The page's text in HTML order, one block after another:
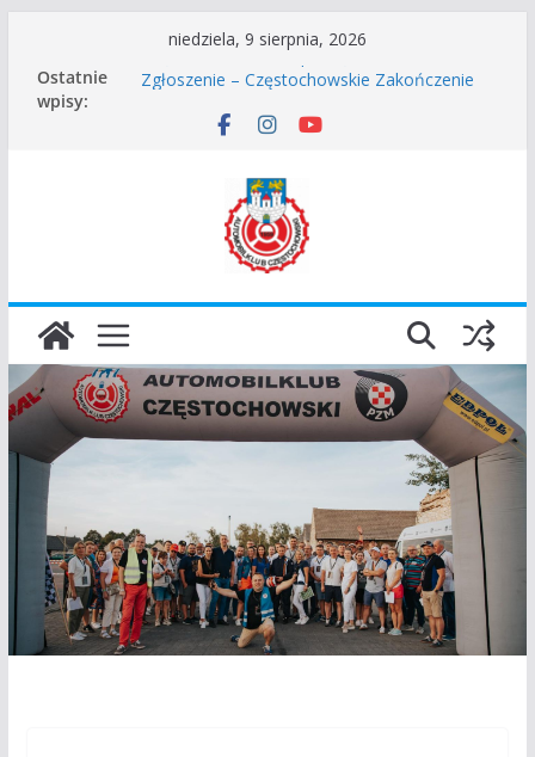
treści
niedziela, 9 sierpnia, 2026
Ostatnie
wpisy:
Częstochowskie Rozpoczęcie Sezonu 2026
Sezonu 2025
VROOOM Classic Race Event 2026
I Gliwicki Classic Sprint o Puchar Prezydenta
Miasta Gliwice